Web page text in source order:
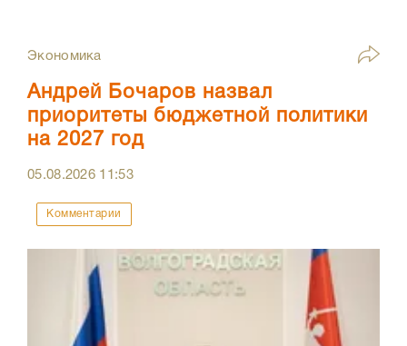
Экономика
Андрей Бочаров назвал
приоритеты бюджетной политики
на 2027 год
05.08.2026 11:53
Комментарии